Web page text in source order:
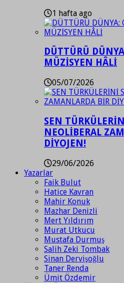
1 hafta ago
DÜTTÜRÜ
MÜZİSYEN HÂLİ
05/07/2026
SEN
NEOLİBERAL
DİYOJEN!
29/06/2026
Yazarlar
Faik Bulut
Hatice Kavran
Mahir Konuk
Mazhar Denizli
Mert Yıldırım
Murat Utkucu
Mustafa Durmuş
Salih Zeki Tombak
Sinan Dervişoğlu
Taner Renda
Ümit Özdemir